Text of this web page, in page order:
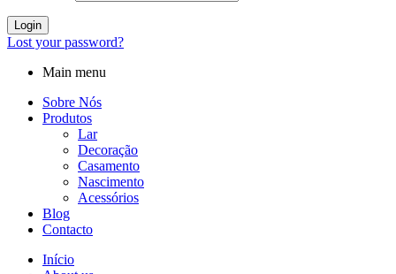
Login
Lost your password?
Main menu
Sobre Nós
Produtos
Lar
Decoração
Casamento
Nascimento
Acessórios
Blog
Contacto
Início